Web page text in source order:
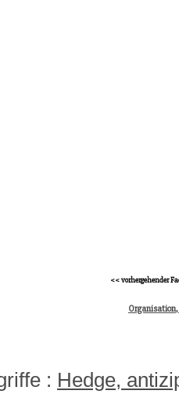
<< vorhergehender
: Hedge,